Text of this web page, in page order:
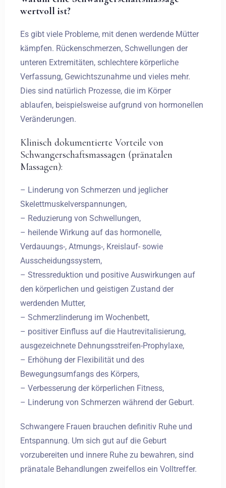
wertvoll ist?
Es gibt viele Probleme, mit denen werdende Mütter
kämpfen. Rückenschmerzen, Schwellungen der
unteren Extremitäten, schlechtere körperliche
Verfassung, Gewichtszunahme und vieles mehr.
Dies sind natürlich Prozesse, die im Körper
ablaufen, beispielsweise aufgrund von hormonellen
Veränderungen.
Klinisch dokumentierte Vorteile von
Schwangerschaftsmassagen (pränatalen
Massagen):
– Linderung von Schmerzen und jeglicher
Skelettmuskelverspannungen,
– Reduzierung von Schwellungen,
– heilende Wirkung auf das hormonelle,
Verdauungs-, Atmungs-, Kreislauf- sowie
Ausscheidungssystem,
– Stressreduktion und positive Auswirkungen auf
den körperlichen und geistigen Zustand der
werdenden Mutter,
– Schmerzlinderung im Wochenbett,
– positiver Einfluss auf die Hautrevitalisierung,
ausgezeichnete Dehnungsstreifen-Prophylaxe,
– Erhöhung der Flexibilität und des
Bewegungsumfangs des Körpers,
– Verbesserung der körperlichen Fitness,
– Linderung von Schmerzen während der Geburt.
Schwangere Frauen brauchen definitiv Ruhe und
Entspannung. Um sich gut auf die Geburt
vorzubereiten und innere Ruhe zu bewahren, sind
pränatale Behandlungen zweifellos ein Volltreffer.
Anreise
Abreise
Erwachsene
1
Kinder
SUCHE